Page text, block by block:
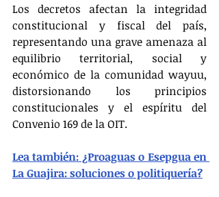
Los decretos afectan la integridad
constitucional y fiscal del país,
representando una grave amenaza al
equilibrio territorial, social y
económico de la comunidad wayuu,
distorsionando los principios
constitucionales y el espíritu del
Convenio 169 de la OIT.
Lea también: ¿Proaguas o Esepgua en
La Guajira: soluciones o politiquería?